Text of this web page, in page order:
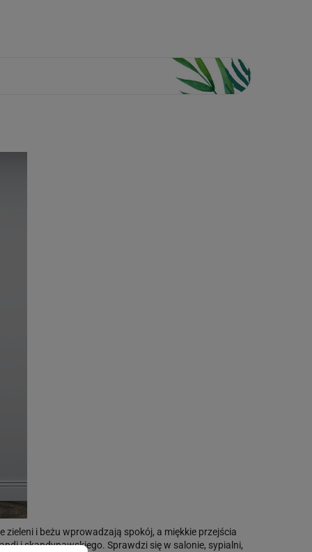
i beżu wprowadzają spokój, a miękkie przejścia
i skandynawskiego. Sprawdzi się w salonie, sypialni,